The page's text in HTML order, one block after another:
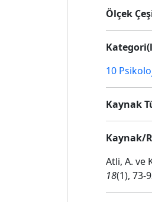
Ölçek
10
Kaynak
Kaynak/
Atli, A. ve
18(1), 73-